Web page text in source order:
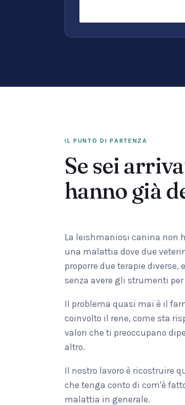
IL PUNTO DI PARTENZA
Se sei
hanno già
La leishmaniosi canina non
una malattia dove due
proporre due terapie diverse,
senza avere gli strumenti per
Il problema quasi mai è il
coinvolto il rene, come sta
valori che ti preoccupano
altro.
Il nostro lavoro è ricostruire
che tenga conto di com'è
malattia in generale.